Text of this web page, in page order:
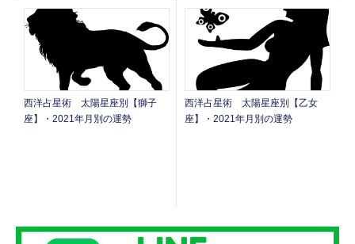
西洋占星術 太陽星座別【獅子
座】・2021年月別の運勢
西洋占星術 太陽星座別【乙女
座】・2021年月別の運勢